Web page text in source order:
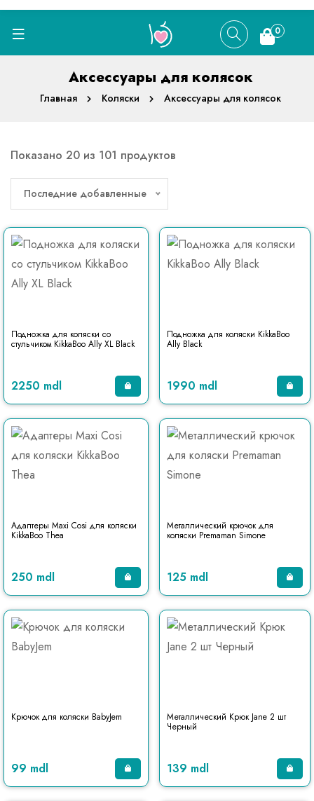
0
Аксессуары для колясок
Главная Коляски Аксессуары для колясок
Показано 20 из 101 продуктов
Последние добавленные
Подножка для коляски со
стульчиком KikkaBoo Ally XL Black
2250 mdl
Подножка для коляски KikkaBoo
Ally Black
1990 mdl
Адаптеры Maxi Cosi для коляски
KikkaBoo Thea
250 mdl
Металлический крючок для
коляски Premaman Simone
125 mdl
Крючок для коляски BabyJem
99 mdl
Металлический Крюк Jane 2 шт
Черный
139 mdl